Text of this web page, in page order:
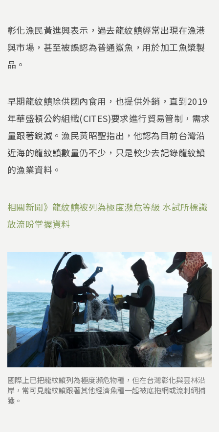
彰化漁民黃進興表示，過去龍紋鱝經常出現在漁港
與市場，甚至被誤認為普通鯊魚，用於加工魚漿製
品。
早期龍紋鱝除供國內食用，也提供外銷，直到2019
年華盛頓公約組織(CITES)要求進行貿易管制，需求
量跟著銳減。漁民黃昭聖指出，他認為目前台灣沿
近海的龍紋鱝數量仍不少，只是較少去記錄龍紋鱝
的漁業資料。
相關新聞》龍紋鱝被列為極度瀕危等級 水試所標識
放流盼掌握資料
國際上已把龍紋鱝列為極度瀕危物種，但在台灣彰化與雲林沿
岸，常可見龍紋鱝跟著其他經濟魚種一起被底拖網或流刺網捕
獲。